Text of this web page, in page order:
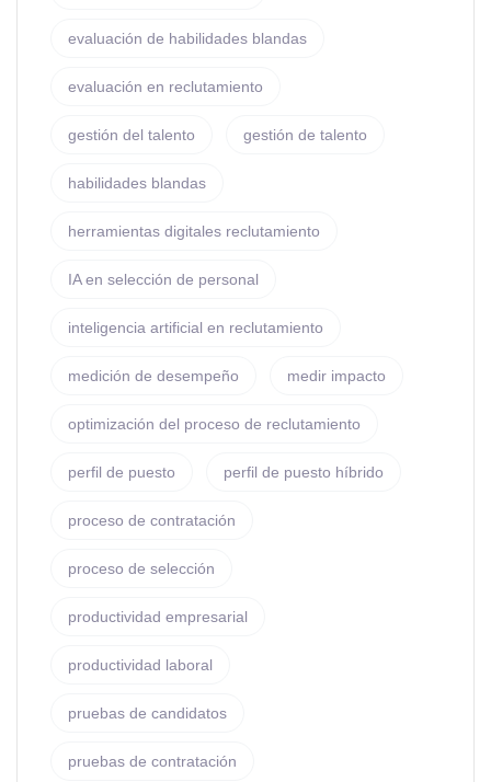
evaluación de habilidades blandas
evaluación en reclutamiento
gestión del talento gestión de talento
habilidades blandas
herramientas digitales reclutamiento
IA en selección de personal
inteligencia artificial en reclutamiento
medición de desempeño medir impacto
optimización del proceso de reclutamiento
perfil de puesto perfil de puesto híbrido
proceso de contratación
proceso de selección
productividad empresarial
productividad laboral
pruebas de candidatos
pruebas de contratación